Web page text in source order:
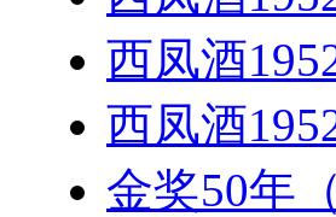
西凤酒
西凤酒
金奖50年